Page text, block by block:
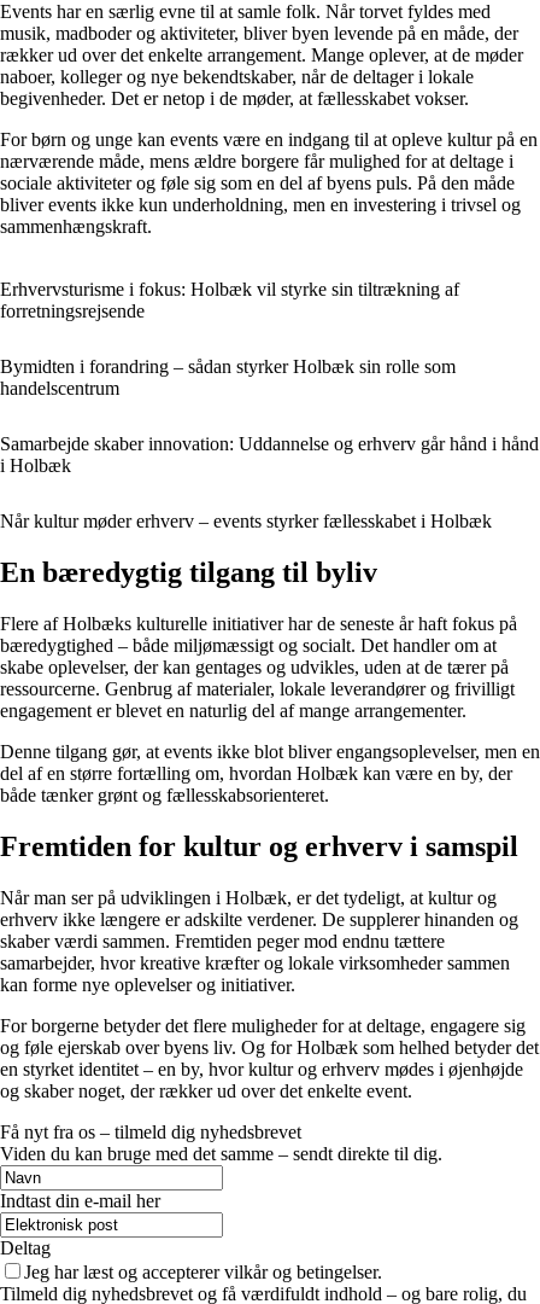
Events har en særlig evne til at samle folk. Når torvet fyldes med
musik, madboder og aktiviteter, bliver byen levende på en måde, der
rækker ud over det enkelte arrangement. Mange oplever, at de møder
naboer, kolleger og nye bekendtskaber, når de deltager i lokale
begivenheder. Det er netop i de møder, at fællesskabet vokser.
For børn og unge kan events være en indgang til at opleve kultur på en
nærværende måde, mens ældre borgere får mulighed for at deltage i
sociale aktiviteter og føle sig som en del af byens puls. På den måde
bliver events ikke kun underholdning, men en investering i trivsel og
sammenhængskraft.
Erhvervsturisme i fokus: Holbæk vil styrke sin tiltrækning af
forretningsrejsende
Bymidten i forandring – sådan styrker Holbæk sin rolle som
handelscentrum
Samarbejde skaber innovation: Uddannelse og erhverv går hånd i hånd
i Holbæk
Når kultur møder erhverv – events styrker fællesskabet i Holbæk
En bæredygtig tilgang til byliv
Flere af Holbæks kulturelle initiativer har de seneste år haft fokus på
bæredygtighed – både miljømæssigt og socialt. Det handler om at
skabe oplevelser, der kan gentages og udvikles, uden at de tærer på
ressourcerne. Genbrug af materialer, lokale leverandører og frivilligt
engagement er blevet en naturlig del af mange arrangementer.
Denne tilgang gør, at events ikke blot bliver engangsoplevelser, men en
del af en større fortælling om, hvordan Holbæk kan være en by, der
både tænker grønt og fællesskabsorienteret.
Fremtiden for kultur og erhverv i samspil
Når man ser på udviklingen i Holbæk, er det tydeligt, at kultur og
erhverv ikke længere er adskilte verdener. De supplerer hinanden og
skaber værdi sammen. Fremtiden peger mod endnu tættere
samarbejder, hvor kreative kræfter og lokale virksomheder sammen
kan forme nye oplevelser og initiativer.
For borgerne betyder det flere muligheder for at deltage, engagere sig
og føle ejerskab over byens liv. Og for Holbæk som helhed betyder det
en styrket identitet – en by, hvor kultur og erhverv mødes i øjenhøjde
og skaber noget, der rækker ud over det enkelte event.
Få nyt fra os – tilmeld dig nyhedsbrevet
Viden du kan bruge med det samme – sendt direkte til dig.
Indtast din e-mail her
Deltag
Jeg har læst og accepterer vilkår og betingelser.
Tilmeld dig nyhedsbrevet og få værdifuldt indhold – og bare rolig, du